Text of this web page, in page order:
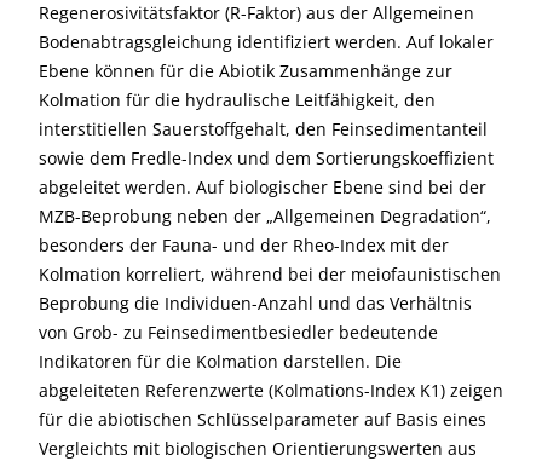
Regenerosivitätsfaktor (R-Faktor) aus der Allgemeinen
Bodenabtragsgleichung identifiziert werden. Auf lokaler
Ebene können für die Abiotik Zusammenhänge zur
Kolmation für die hydraulische Leitfähigkeit, den
interstitiellen Sauerstoffgehalt, den Feinsedimentanteil
sowie dem Fredle-Index und dem Sortierungskoeffizient
abgeleitet werden. Auf biologischer Ebene sind bei der
MZB-Beprobung neben der „Allgemeinen Degradation“,
besonders der Fauna- und der Rheo-Index mit der
Kolmation korreliert, während bei der meiofaunistischen
Beprobung die Individuen-Anzahl und das Verhältnis
von Grob- zu Feinsedimentbesiedler bedeutende
Indikatoren für die Kolmation darstellen. Die
abgeleiteten Referenzwerte (Kolmations-Index K1) zeigen
für die abiotischen Schlüsselparameter auf Basis eines
Vergleichts mit biologischen Orientierungswerten aus